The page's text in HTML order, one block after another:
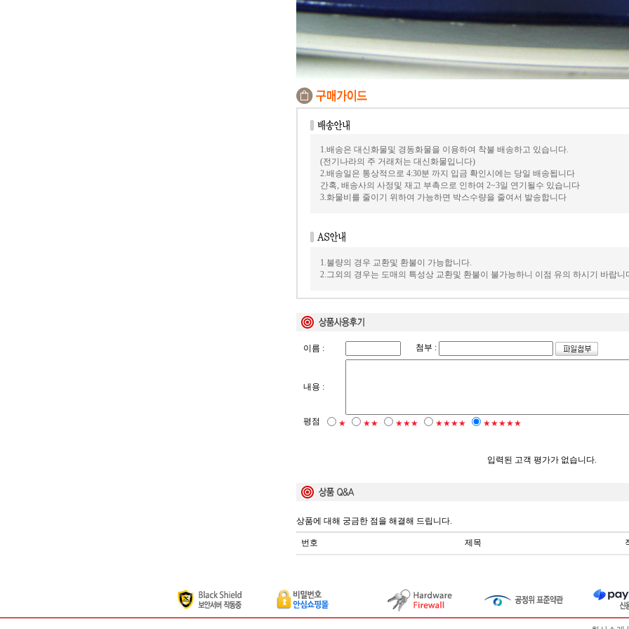
1.배송은 대신화물및 경동화물을 이용하여 착불 배송하고 있습니다.
(전기나라의 주 거래처는 대신화물입니다)
2.배송일은 통상적으로 4:30분 까지 입금 확인시에는 당일 배송됩니다
간혹, 배송사의 사정및 재고 부촉으로 인하여 2~3일 연기될수 있습니다
3.화물비를 줄이기 위하여 가능하면 박스수량을 줄여서 발송합니다
1.불량의 경우 교환및 환불이 가능합니다.
2.그외의 경우는 도매의 특성상 교환및 환불이 불가능하니 이점 유의 하시기 바랍니
이름 : 첨부 :
내용 :
평점 ★ ★★ ★★★ ★★★★ ★★★★★
입력된 고객 평가가 없습니다.
상품에 대해 궁금한 점을 해결해 드립니다.
번호 제목